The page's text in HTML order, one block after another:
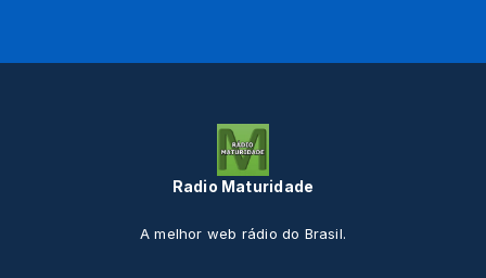
Radio Maturidade
A melhor web rádio do Brasil.